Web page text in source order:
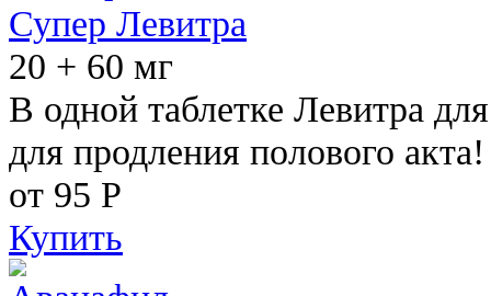
Супер Левитра
20 + 60 мг
В одной таблетке Левитра
для продления полового акта!
от 95 Р
Купить